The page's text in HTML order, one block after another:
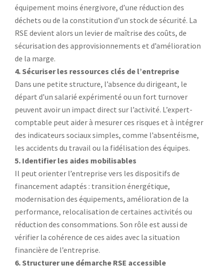
équipement moins énergivore, d’une réduction des
déchets ou de la constitution d’un stock de sécurité. La
RSE devient alors un levier de maîtrise des coûts, de
sécurisation des approvisionnements et d’amélioration
de la marge.
4. Sécuriser les ressources clés de l’entreprise
Dans une petite structure, l’absence du dirigeant, le
départ d’un salarié expérimenté ou un fort turnover
peuvent avoir un impact direct sur l’activité. L’expert-
comptable peut aider à mesurer ces risques et à intégrer
des indicateurs sociaux simples, comme l’absentéisme,
les accidents du travail ou la fidélisation des équipes.
5. Identifier les aides mobilisables
Il peut orienter l’entreprise vers les dispositifs de
financement adaptés : transition énergétique,
modernisation des équipements, amélioration de la
performance, relocalisation de certaines activités ou
réduction des consommations. Son rôle est aussi de
vérifier la cohérence de ces aides avec la situation
financière de l’entreprise.
6. Structurer une démarche RSE accessible